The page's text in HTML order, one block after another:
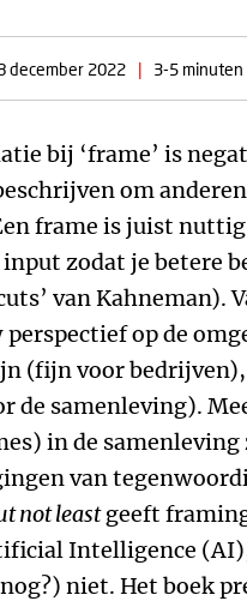
december 2022 | 3-5
bij ‘frame’ is
om
frame is juist
zodat je betere
van Kahneman).
perspectief op de
(fijn voor
de samenleving).
in de samenleving
van
not leastgeeft
Intelligence
niet. Het boek